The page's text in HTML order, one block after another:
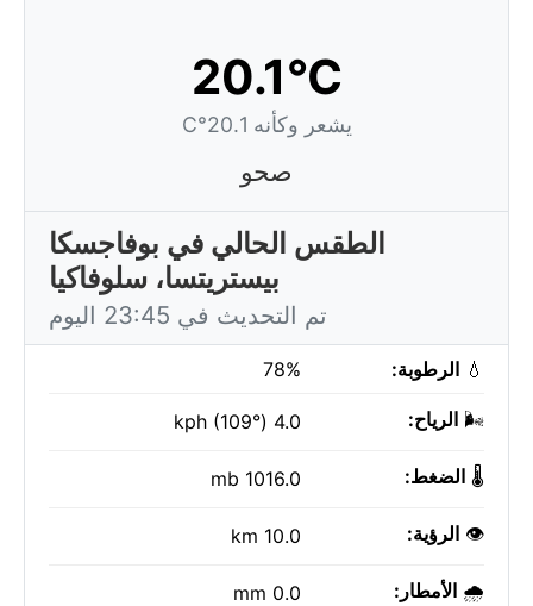
20.1°C
يشعر وكأنه 20.1°C
صحو
الطقس الحالي في بوفاجسكا
بيستريتسا، سلوفاكيا
تم التحديث في 23:45 اليوم
💧 الرطوبة: 78%
🌬️ الرياح: 4.0 kph (109°)
🌡️ الضغط: 1016.0 mb
👁️ الرؤية: 10.0 km
🌧️ الأمطار: 0.0 mm